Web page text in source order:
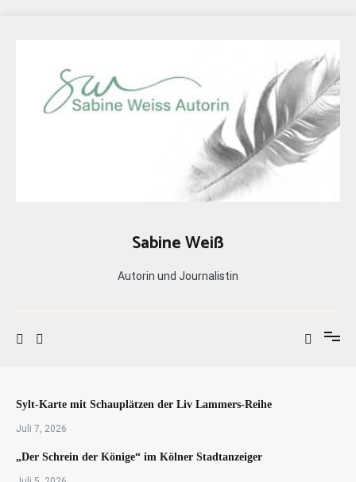
Sabine Weiß
Autorin und Journalistin
Sylt-Karte mit Schauplätzen der Liv Lammers-Reihe
Juli 7, 2026
„Der Schrein der Könige“ im Kölner Stadtanzeiger